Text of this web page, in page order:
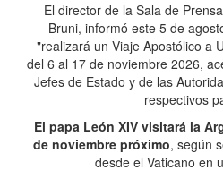
El director de la Sala de
Bruni, informó este 5 de
"realizará un Viaje Apostólico a
del 6 al 17 de noviembre 2026,
Jefes de Estado y de las
respectivos
El papa León XIV visitará la
de noviembre próximo, según
desde el Vaticano en